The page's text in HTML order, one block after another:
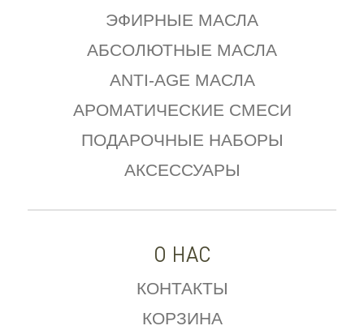
ЭФИРНЫЕ МАСЛА
АБСОЛЮТНЫЕ МАСЛА
ANTI-AGE МАСЛА
АРОМАТИЧЕСКИЕ СМЕСИ
ПОДАРОЧНЫЕ НАБОРЫ
АКСЕССУАРЫ
О НАС
КОНТАКТЫ
КОРЗИНА